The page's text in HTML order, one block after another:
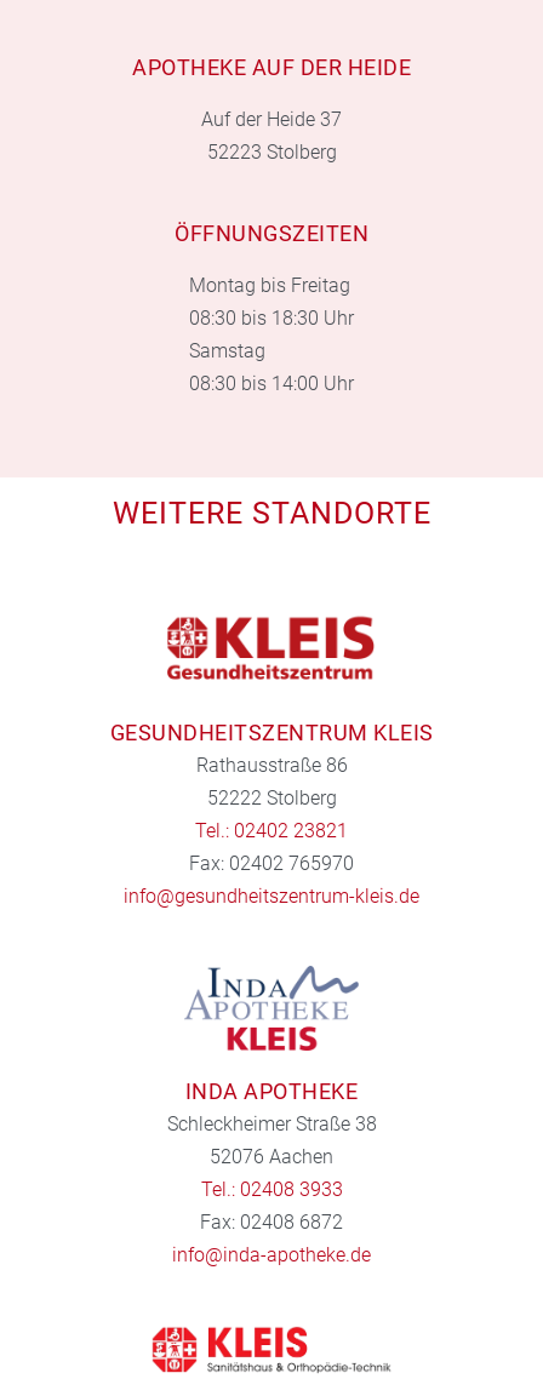
APOTHEKE AUF DER HEIDE
Auf der Heide 37
52223 Stolberg
ÖFFNUNGSZEITEN
Montag bis Freitag
08:30 bis 18:30 Uhr
Samstag
08:30 bis 14:00 Uhr
WEITERE STANDORTE
GESUNDHEITSZENTRUM KLEIS
Rathausstraße 86
52222 Stolberg
Tel.: 02402 23821
Fax: 02402 765970
info@gesundheitszentrum-kleis.de
INDA APOTHEKE
Schleckheimer Straße 38
52076 Aachen
Tel.: 02408 3933
Fax: 02408 6872
info@inda-apotheke.de